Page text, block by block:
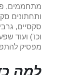
מתחממים,
ותחתונים
סקסיים,
וכו') ועוד
מפסיק
למה